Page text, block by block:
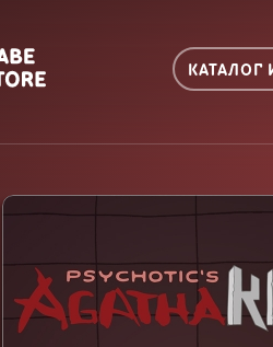
КАТАЛОГ